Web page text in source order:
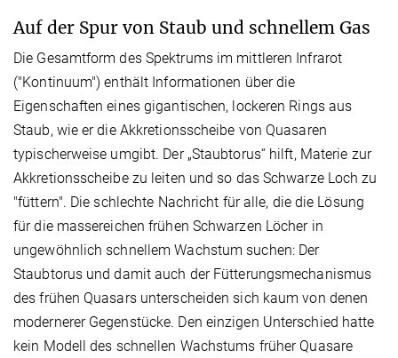
Auf der Spur von Staub und schnellem Gas
Die Gesamtform des Spektrums im mittleren Infrarot
("Kontinuum") enthält Informationen über die
Eigenschaften eines gigantischen, lockeren Rings aus
Staub, wie er die Akkretionsscheibe von Quasaren
typischerweise umgibt. Der „Staubtorus“ hilft, Materie zur
Akkretionsscheibe zu leiten und so das Schwarze Loch zu
"füttern". Die schlechte Nachricht für alle, die die Lösung
für die massereichen frühen Schwarzen Löcher in
ungewöhnlich schnellem Wachstum suchen: Der
Staubtorus und damit auch der Fütterungsmechanismus
des frühen Quasars unterscheiden sich kaum von denen
modernerer Gegenstücke. Den einzigen Unterschied hatte
kein Modell des schnellen Wachstums früher Quasare